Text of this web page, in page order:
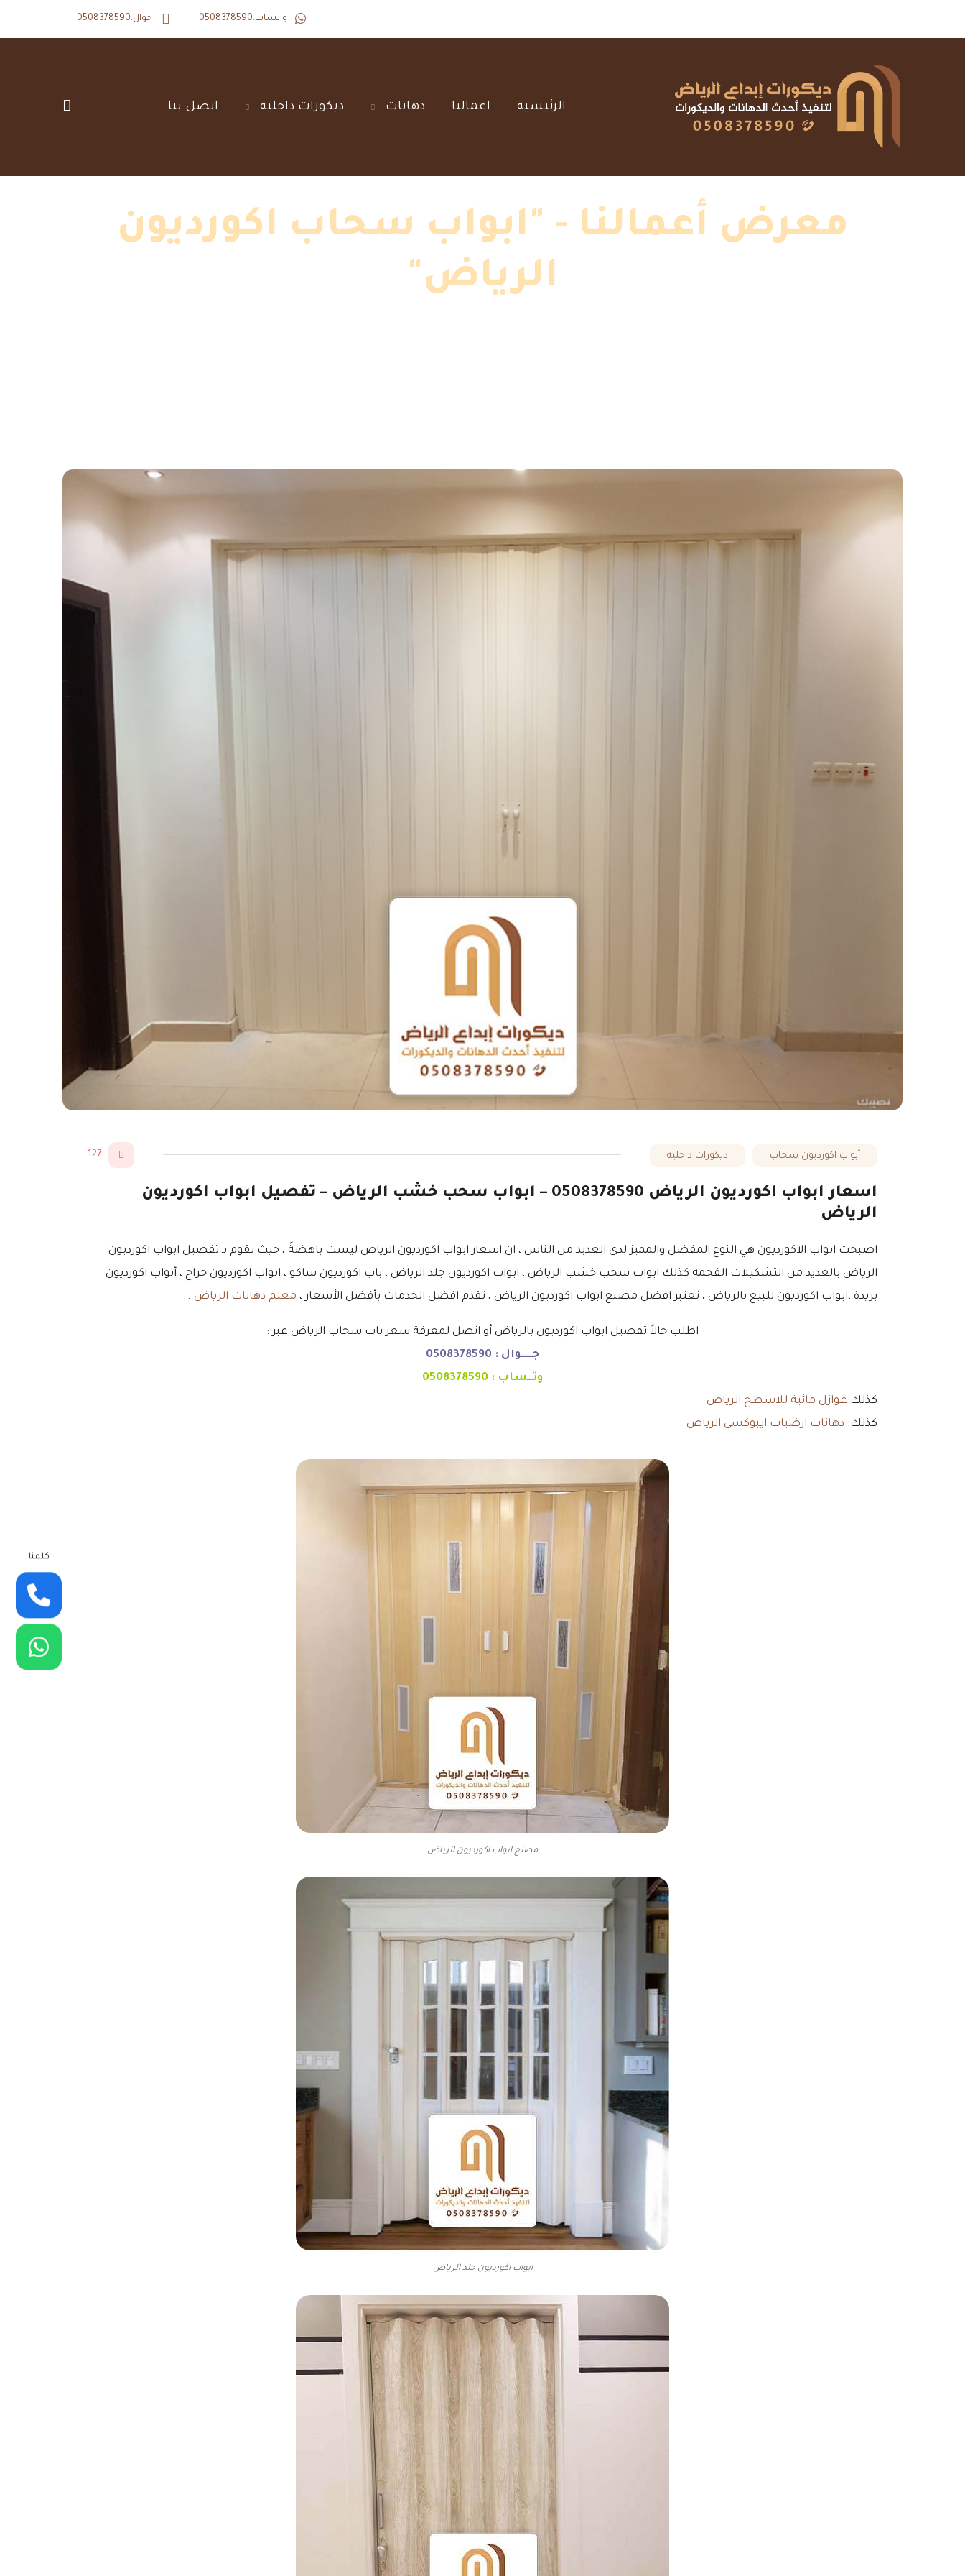
واتساب:0508378590 جوال:0508378590
الرئيسية‎ اعمالنا‎ دهانات‎ ديكورات داخلية‎ اتصل بنا‎
معرض أعمالنا - "ابواب سحاب اكورديون
الرياض"
أبواب اكورديون سحاب ديكورات داخلية 127
اسعار ابواب اكورديون الرياض 0508378590 – ابواب سحب خشب الرياض – تفصيل ابواب اكورديون
الرياض
اصبحت ابواب الاكورديون هي النوع المفضل والمميز لدى العديد من الناس ، ان اسعار ابواب اكورديون الرياض ليست باهضةً ، خيث نقوم بـ تفصيل ابواب اكورديون
الرياض بالعديد من التشكيلات الفخمه كذلك ابواب سحب خشب الرياض ، ابواب اكورديون جلد الرياض ، باب اكورديون ساكو ، ابواب اكورديون حراج ، أبواب اكورديون
بريدة ،ابواب اكورديون للبيع بالرياض ، نعتبر افضل مصنع ابواب اكورديون الرياض ، نقدم افضل الخدمات بأفضل الأسعار ، معلم دهانات الرياض .
اطلب حالاً تفصيل ابواب اكورديون بالرياض أو اتصل لمعرفة سعر باب سحاب الرياض عبر :
جـــــوال : 0508378590
وتــساب : 0508378590
كذلك:عوازل مائية للاسطح الرياض
كذلك: دهانات ارضيات ايبوكسي الرياض
مصنع ابواب اكورديون الرياض
ابواب اكورديون جلد الرياض
كلمنا